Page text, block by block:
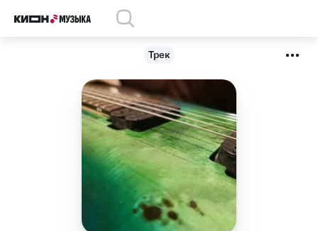
Трек